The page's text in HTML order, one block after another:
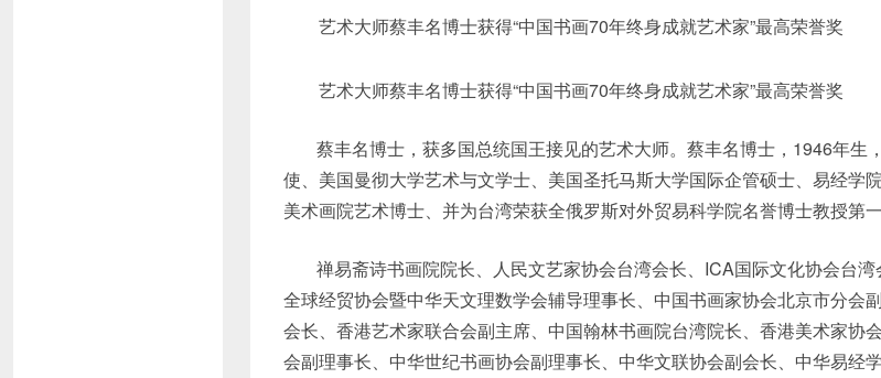
艺术大师蔡丰名博士获得“中国书画70年终身成就艺术家”最高荣誉奖
艺术大师蔡丰名博士获得“中国书画70年终身成就艺术家”最高荣誉奖
蔡丰名博士，获多国总统国王接见的艺术大师。蔡丰名博士，1946年生
使、美国曼彻大学艺术与文学士、美国圣托马斯大学国际企管硕士、易经学
美术画院艺术博士、并为台湾荣获全俄罗斯对外贸易科学院名誉博士教授第一
禅易斋诗书画院院长、人民文艺家协会台湾会长、ICA国际文化协会台
全球经贸协会暨中华天文理数学会辅导理事长、中国书画家协会北京市分会
会长、香港艺术家联合会副主席、中国翰林书画院台湾院长、香港美术家协
会副理事长、中华世纪书画协会副理事长、中华文联协会副会长、中华易经